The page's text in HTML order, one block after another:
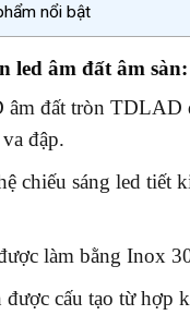
nổi bật
led âm đất âm sàn:
đất tròn TDLAD
đập.
chiếu sáng led tiết
làm bằng Inox
được cấu tạo từ hợp